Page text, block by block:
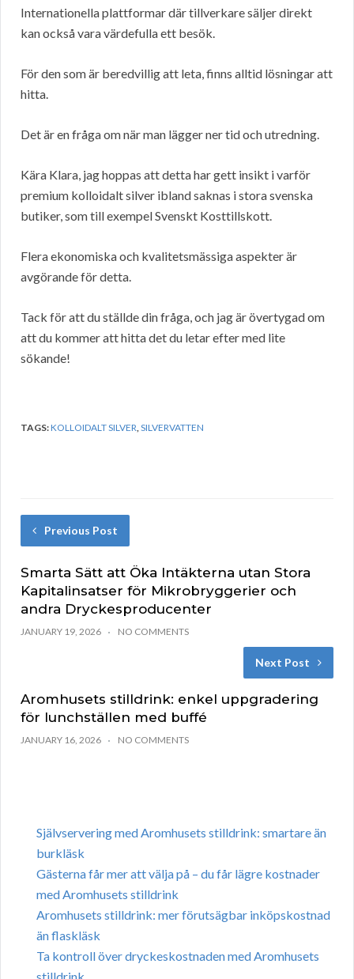
Internationella plattformar där tillverkare säljer direkt
kan också vara värdefulla ett besök.
För den som är beredvillig att leta, finns alltid lösningar att
hitta.
Det är en fråga om när man lägger ner tid och utredning.
Kära Klara, jag hoppas att detta har gett insikt i varför
premium kolloidalt silver ibland saknas i stora svenska
butiker, som till exempel Svenskt Kosttillskott.
Flera ekonomiska och kvalitetsmässiga aspekter är
avgörande för detta.
Tack för att du ställde din fråga, och jag är övertygad om
att du kommer att hitta det du letar efter med lite
sökande!
TAGS:KOLLOIDALT SILVER,SILVERVATTEN
Previous Post
Smarta Sätt att Öka Intäkterna utan Stora
Kapitalinsatser för Mikrobryggerier och
andra Dryckesproducenter
JANUARY 19, 2026 NO COMMENTS
Next Post
Aromhusets stilldrink: enkel uppgradering
för lunchställen med buffé
JANUARY 16, 2026 NO COMMENTS
Självservering med Aromhusets stilldrink: smartare än
burkläsk
Gästerna får mer att välja på – du får lägre kostnader
med Aromhusets stilldrink
Aromhusets stilldrink: mer förutsägbar inköpskostnad
än flaskläsk
Ta kontroll över dryckeskostnaden med Aromhusets